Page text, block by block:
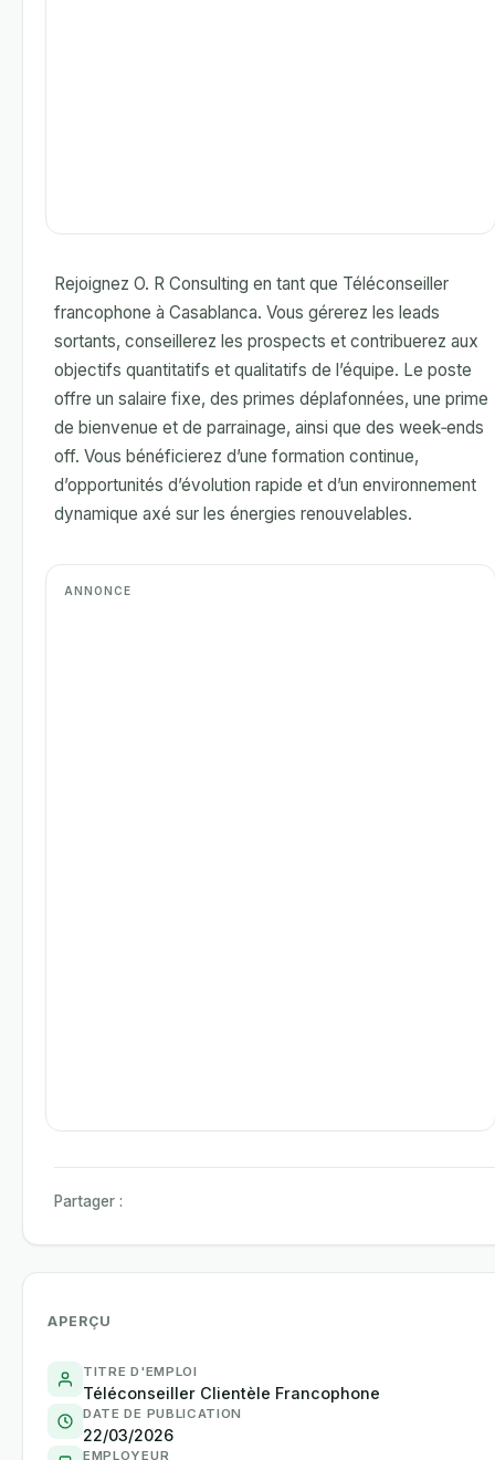
Rejoignez O. R Consulting en tant que Téléconseiller
francophone à Casablanca. Vous gérerez les leads
sortants, conseillerez les prospects et contribuerez aux
objectifs quantitatifs et qualitatifs de l’équipe. Le poste
offre un salaire fixe, des primes déplafonnées, une prime
de bienvenue et de parrainage, ainsi que des week‑ends
off. Vous bénéficierez d’une formation continue,
d’opportunités d’évolution rapide et d’un environnement
dynamique axé sur les énergies renouvelables.
Partager :
APERÇU
TITRE D'EMPLOI
Téléconseiller Clientèle Francophone
DATE DE PUBLICATION
22/03/2026
EMPLOYEUR